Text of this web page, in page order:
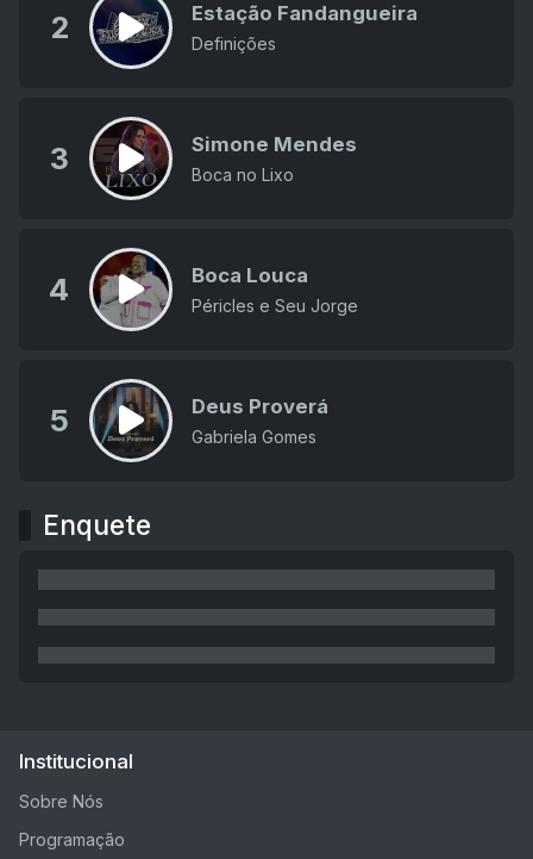
2 Estação Fandangueira
Definições
3 Simone Mendes
Boca no Lixo
4 Boca Louca
Péricles e Seu Jorge
5 Deus Proverá
Gabriela Gomes
Enquete
Institucional
Sobre Nós
Programação